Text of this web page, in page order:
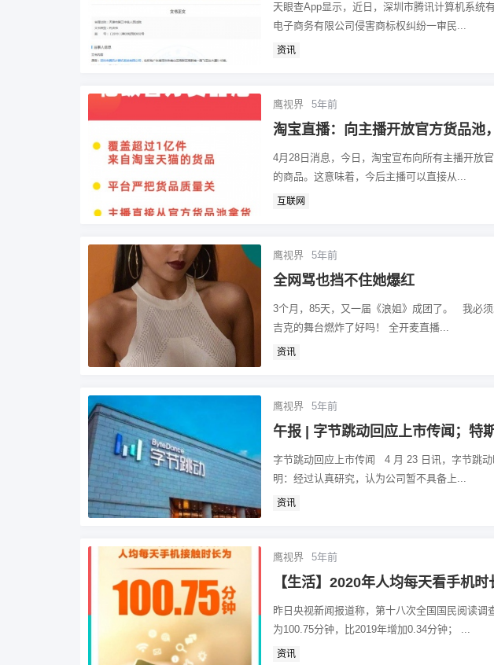
天眼查App显示，近日，深圳市腾讯计算机系统
电子商务有限公司侵害商标权纠纷一审民...
资讯
鹰视界 5年前
淘宝直播：向主播开放官方货品池
4月28日消息，今日，淘宝宣布向所有主播开放
的商品。这意味着，今后主播可以直接从...
互联网
鹰视界 5年前
全网骂也挡不住她爆红
3个月，85天，又一届《浪姐》成团了。 我必
吉克的舞台燃炸了好吗！ 全开麦直播...
资讯
鹰视界 5年前
午报 | 字节跳动回应上市传闻；特
字节跳动回应上市传闻 4 月 23 日讯，字节跳
明：经过认真研究，认为公司暂不具备上...
资讯
鹰视界 5年前
【生活】2020年人均每天看手机
昨日央视新闻报道称，第十八次全国国民阅读
为100.75分钟，比2019年增加0.34分钟； ...
资讯